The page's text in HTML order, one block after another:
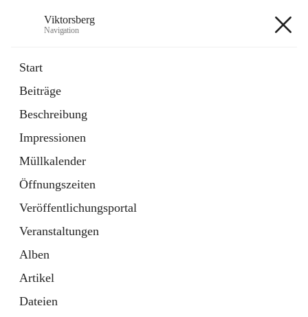
Viktorsberg
Navigation
Start
Beiträge
Beschreibung
Impressionen
Müllkalender
Öffnungszeiten
Veröffentlichungsportal
Veranstaltungen
Alben
Artikel
Dateien
1 Schnellzugriff
Bürgerservice
10 Schnellzugriffe